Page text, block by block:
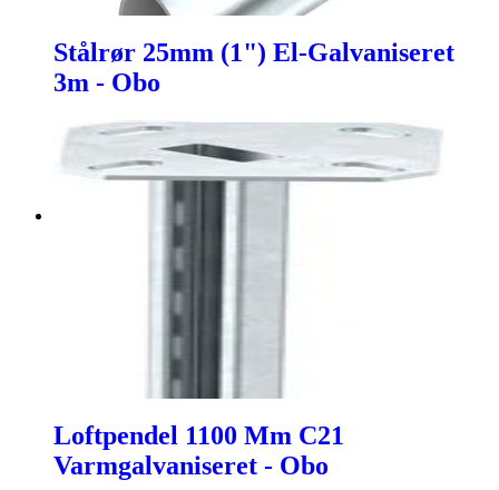
Stålrør 25mm (1") El-Galvaniseret
3m - Obo
Loftpendel 1100 Mm C21
Varmgalvaniseret - Obo